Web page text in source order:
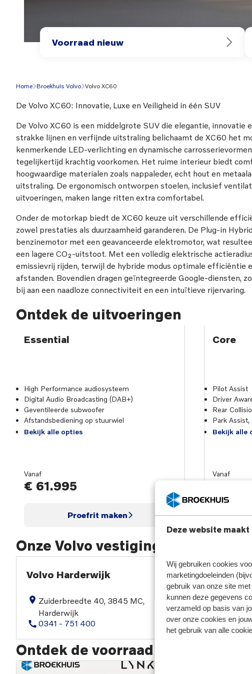
Deze website
Wij gebruiken cookies
marketingdoeleinden
gebruik van onze site
kunnen deze gegevens
verzameld op basis van
over onze cookies en
het gebruik van alle
Voorraad nieuw
Home Broekhuis Volvo Volvo XC60
De Volvo XC60: Innovatie, Luxe en Veiligheid in één SUV
De Volvo XC60 is een middelgrote SUV die elegantie, innovatie
strakke lijnen en verfijnde uitstraling belichaamt de XC60 het
kenmerkende LED-verlichting en dynamische
tegelijkertijd krachtig voorkomen. Het ruime interieur biedt
hoogwaardige materialen zoals nappaleder, echt hout en
uitstraling. De ergonomisch ontworpen stoelen, inclusief
uitvoeringen, maken lange ritten extra comfortabel.
Onder de motorkap biedt de XC60 keuze uit verschillende
zowel prestaties als duurzaamheid garanderen. De Plug-in
benzinemotor met een geavanceerde elektromotor, wat
een lagere CO₂-uitstoot. Met een volledig elektrische
emissievrij rijden, terwijl de hybride modus optimale efficiëntie
afstanden. Bovendien dragen geïntegreerde Google-diensten,
bij aan een naadloze connectiviteit en een intuïtieve rijervaring.
Ontdek de uitvoeringen
Essential
High Performance audiosysteem
Digital Audio Broadcasting (DAB+)
Geventileerde subwoofer
Afstandsbediening op stuurwiel
Bekijk alle opties
Vanaf
€ 61.995
Proefrit maken
Core
Pilot Assist
Driver
Rear
Park
Bekijk alle
Vanaf
Onze Volvo vestigingen
Volvo Harderwijk
Zuiderbreedte 40, 3845 MC,
Harderwijk
0341 - 751 400
Volvo
030 -
Ontdek de voorraad